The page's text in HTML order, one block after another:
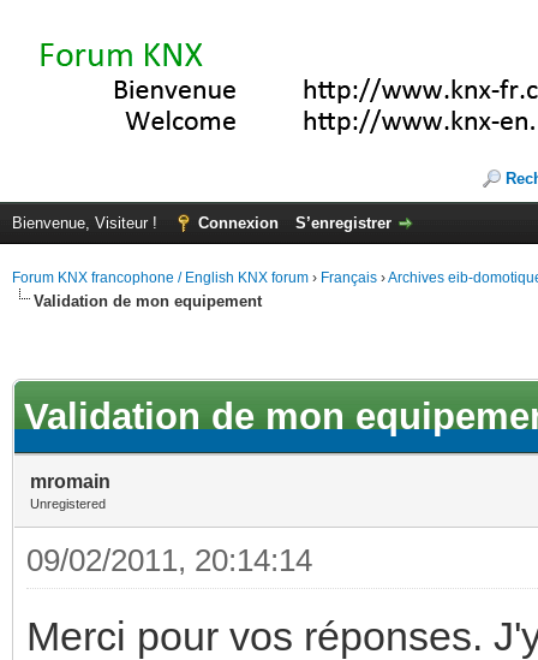
Bienvenue, Visiteur ! Connexion S’enregistrer
Forum KNX francophone / English KNX forum › Français ›Archives eib-
Validation de mon equipement
Validation de mon
mromain
Unregistered
09/02/2011, 20:14:14
Merci pour vos réponses.